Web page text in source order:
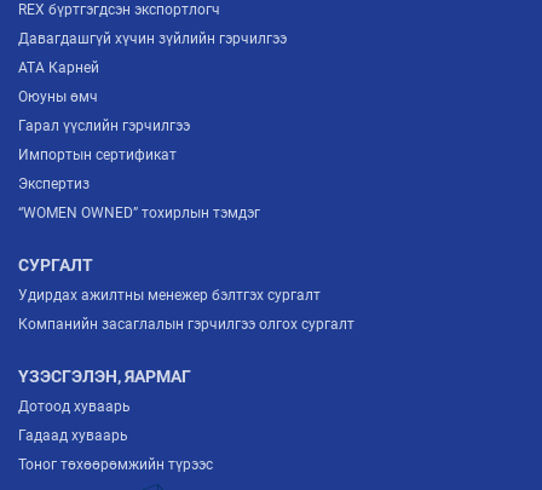
REX бүртгэгдсэн экспортлогч
Давагдашгүй хүчин зүйлийн гэрчилгээ
ATA Карней
Оюуны өмч
Гарал үүслийн гэрчилгээ
Импортын сертификат
Экспертиз
“WOMEN OWNED” тохирлын тэмдэг
СУРГАЛТ
Удирдах ажилтны менежер бэлтгэх сургалт
Компанийн засаглалын гэрчилгээ олгох сургалт
ҮЗЭСГЭЛЭН, ЯАРМАГ
Дотоод хуваарь
Гадаад хуваарь
Тоног төхөөрөмжийн түрээс